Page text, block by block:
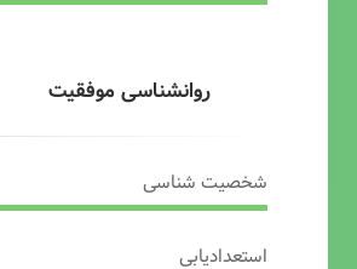
روانشناسی موفقیت
شخصیت شناسی
استعدادیابی